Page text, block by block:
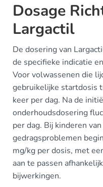
Dosage
Largactil
De dosering van
de specifieke indicatie
Voor volwassenen die
gebruikelijke startdosis
keer per dag. Na de
onderhoudsdosering
per dag. Bij kinderen
gedragsproblemen
mg/kg per dosis, met
aan te passen
bijwerkingen.